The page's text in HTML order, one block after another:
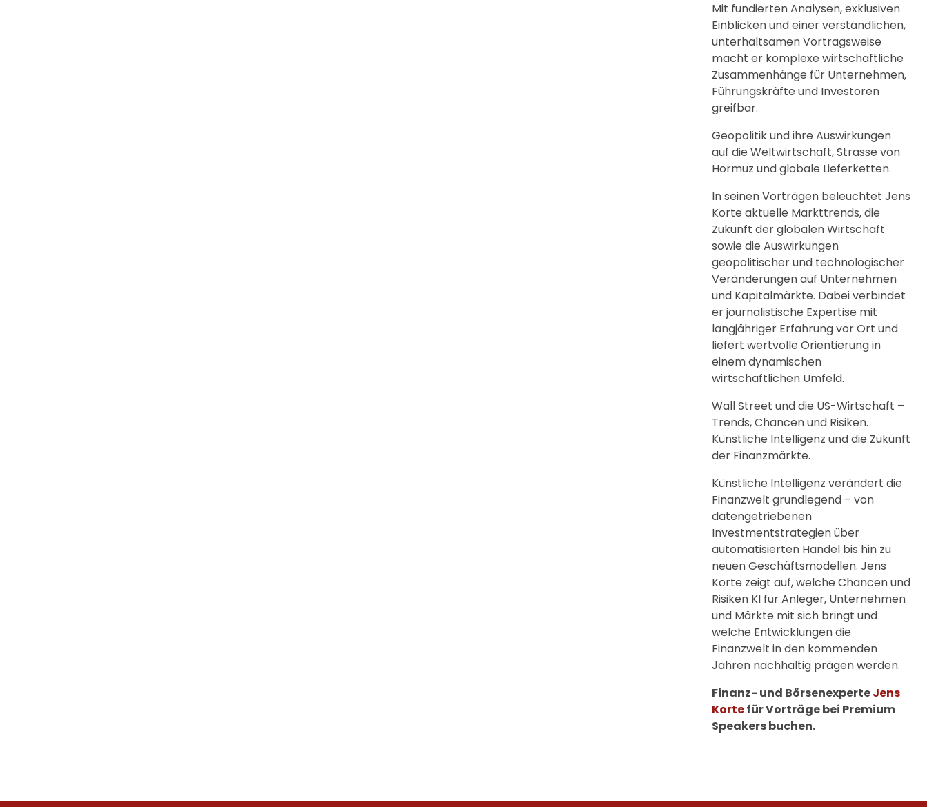
Mit fundierten Analysen, exklusiven
Einblicken und einer verständlichen,
unterhaltsamen Vortragsweise
macht er komplexe wirtschaftliche
Zusammenhänge für Unternehmen,
Führungskräfte und Investoren
greifbar.
Geopolitik und ihre Auswirkungen
auf die Weltwirtschaft, Strasse von
Hormuz und globale Lieferketten.
In seinen Vorträgen beleuchtet Jens
Korte aktuelle Markttrends, die
Zukunft der globalen Wirtschaft
sowie die Auswirkungen
geopolitischer und technologischer
Veränderungen auf Unternehmen
und Kapitalmärkte. Dabei verbindet
er journalistische Expertise mit
langjähriger Erfahrung vor Ort und
liefert wertvolle Orientierung in
einem dynamischen
wirtschaftlichen Umfeld.
Wall Street und die US-Wirtschaft –
Trends, Chancen und Risiken.
Künstliche Intelligenz und die Zukunft
der Finanzmärkte.
Künstliche Intelligenz verändert die
Finanzwelt grundlegend – von
datengetriebenen
Investmentstrategien über
automatisierten Handel bis hin zu
neuen Geschäftsmodellen. Jens
Korte zeigt auf, welche Chancen und
Risiken KI für Anleger, Unternehmen
und Märkte mit sich bringt und
welche Entwicklungen die
Finanzwelt in den kommenden
Jahren nachhaltig prägen werden.
Finanz- und BörsenexperteJens
Kortefür Vorträge bei Premium
Speakers buchen.